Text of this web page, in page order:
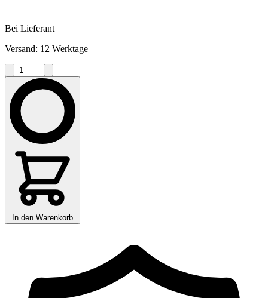
Bei Lieferant
Versand: 12 Werktage
In den Warenkorb